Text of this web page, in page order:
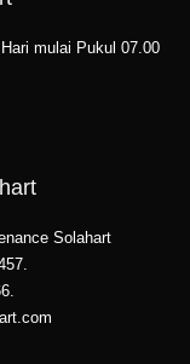
mulai Pukul 07.00
Solahart